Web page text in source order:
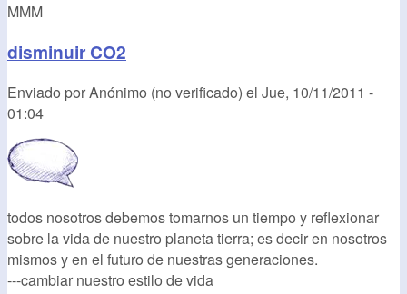
MMM
disminuir CO2
Enviado porAnónimo (no verificado) el Jue, 10/11/2011 -
01:04
todos nosotros debemos tomarnos un tiempo y reflexionar
sobre la vida de nuestro planeta tierra; es decir en nosotros
mismos y en el futuro de nuestras generaciones.
---cambiar nuestro estilo de vida